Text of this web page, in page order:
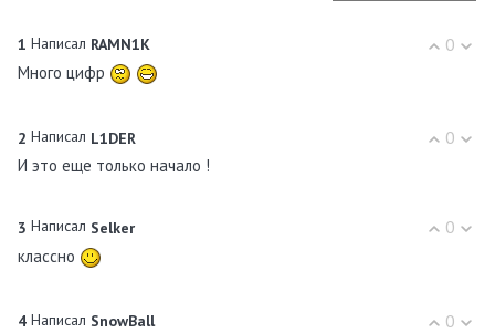
0
1 Написал RAMN1K
Много цифр
0
2 Написал L1DER
И это еще только начало !
0
3 Написал Selker
классно
0
4 Написал SnowBall